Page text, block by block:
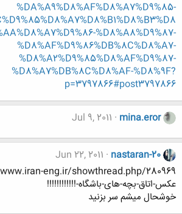
%DA%A9%D8%AF%D8%A7%D9%85-
%D8%A8%D9%87-
%D8%AF%D9%86%DB%8C%D8%A7-
%D8%A2%D9%85%D8%AF%D9%87-
%D8%A7%DB%8C%D8%AF-%D8%9F?
p=3797866#post3797866
mina.eror
Jul 9, 2011
nastaran-20
Jun 22, 2011
عکس-اتاق-بچه-های-باشگاه-!!!!!!!!!!!!
خوشحال میشم سر بزنید